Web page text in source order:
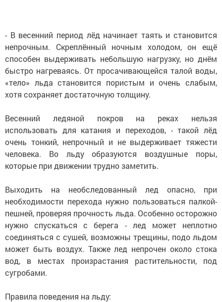
- В весенний период лёд начинает таять и становится
непрочным. Скреплённый ночным холодом, он ещё
способен выдерживать небольшую нагрузку, но днём
быстро нагреваясь. От просачивающейся талой воды,
«тело» льда становится пористым и очень слабым,
хотя сохраняет достаточную толщину.
Весенний ледяной покров на реках нельзя
использовать для катания и переходов, - такой лёд
очень тонкий, непрочный и не выдерживает тяжести
человека. Во льду образуются воздушные поры,
которые при движении трудно заметить.
Выходить на необследованный лед опасно, при
необходимости перехода нужно пользоваться палкой-
пешней, проверяя прочность льда. Особенно осторожно
нужно спускаться с берега - лед может неплотно
соединяться с сушей, возможны трещины, подо льдом
может быть воздух. Также лед непрочен около стока
вод, в местах произрастания растительности, под
сугробами.
Правила поведения на льду: